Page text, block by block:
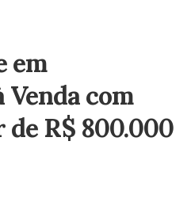
em
com
R$ 800.000